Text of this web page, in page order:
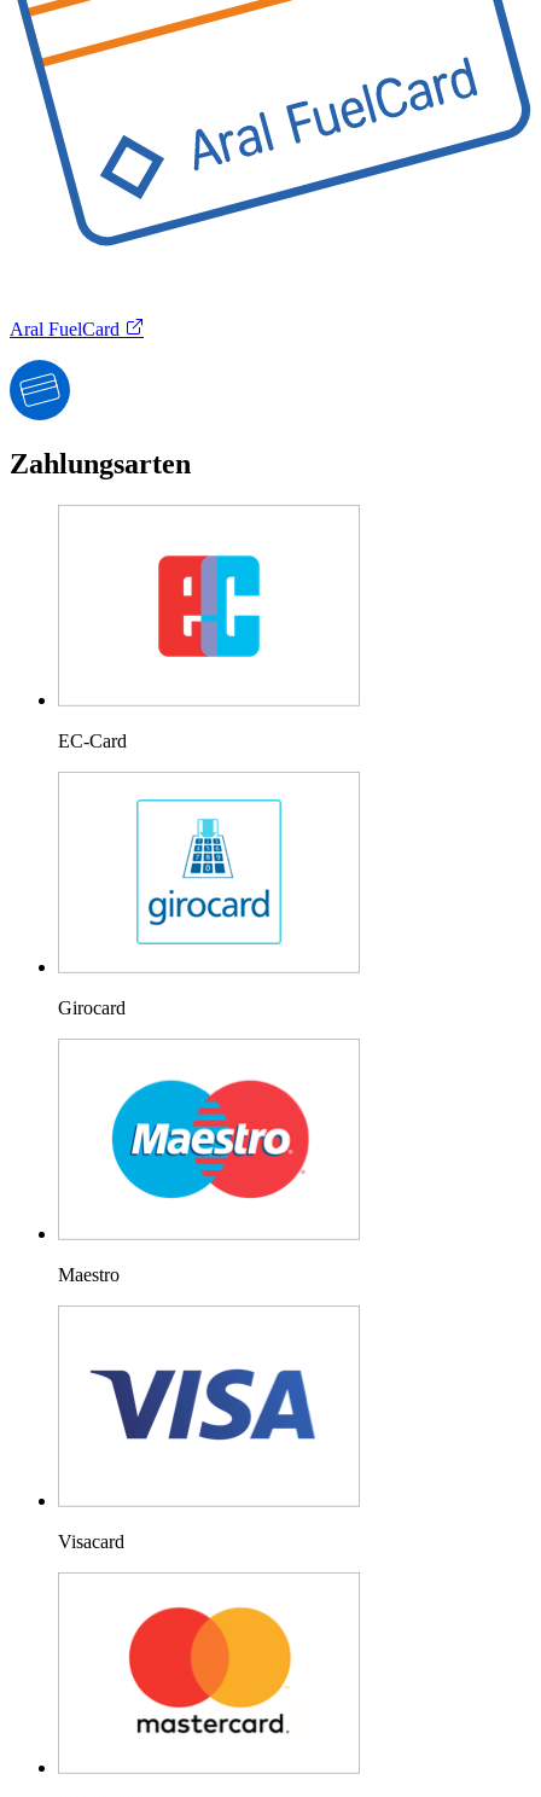
Aral FuelCard
Zahlungsarten
EC-Card
Girocard
Maestro
Visacard